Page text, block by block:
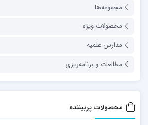
مجموعه‌ها
محصولات ویژه
مدارس علمیه
مطالعات و برنامه‌ریزی
محصولات پربیننده